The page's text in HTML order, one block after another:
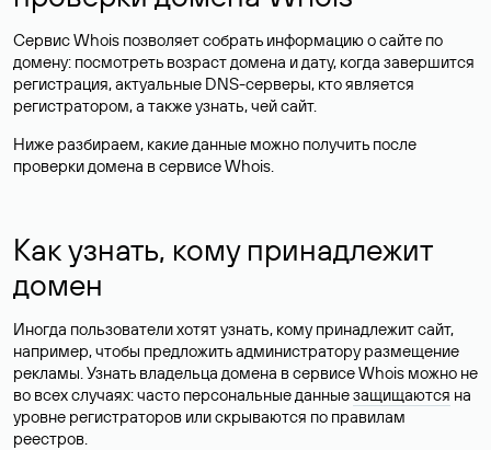
Сервис Whois позволяет собрать информацию о сайте по
домену: посмотреть возраст домена и дату, когда завершится
регистрация, актуальные DNS-серверы, кто является
регистратором, а также узнать, чей сайт.
Ниже разбираем, какие данные можно получить после
проверки домена в сервисе Whois.
Как узнать, кому принадлежит
домен
Иногда пользователи хотят узнать, кому принадлежит сайт,
например, чтобы предложить администратору размещение
рекламы. Узнать владельца домена в сервисе Whois можно не
во всех случаях: часто персональные данныезащищаются на
уровне регистраторов или скрываются по правилам
реестров.